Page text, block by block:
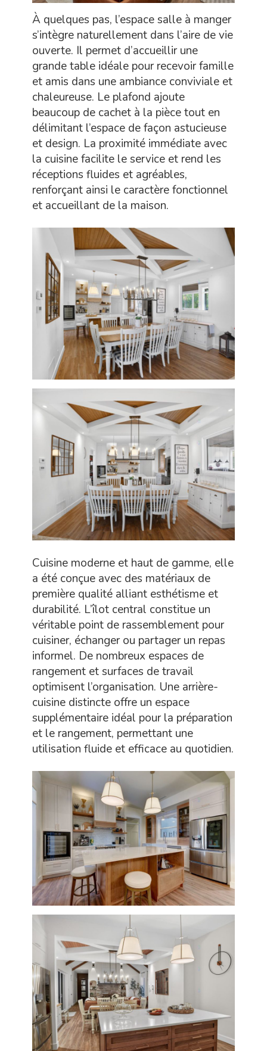
À quelques pas, l’espace salle à manger
s’intègre naturellement dans l’aire de vie
ouverte. Il permet d’accueillir une
grande table idéale pour recevoir famille
et amis dans une ambiance conviviale et
chaleureuse. Le plafond ajoute
beaucoup de cachet à la pièce tout en
délimitant l’espace de façon astucieuse
et design. La proximité immédiate avec
la cuisine facilite le service et rend les
réceptions fluides et agréables,
renforçant ainsi le caractère fonctionnel
et accueillant de la maison.
Cuisine moderne et haut de gamme, elle
a été conçue avec des matériaux de
première qualité alliant esthétisme et
durabilité. L’îlot central constitue un
véritable point de rassemblement pour
cuisiner, échanger ou partager un repas
informel. De nombreux espaces de
rangement et surfaces de travail
optimisent l’organisation. Une arrière-
cuisine distincte offre un espace
supplémentaire idéal pour la préparation
et le rangement, permettant une
utilisation fluide et efficace au quotidien.